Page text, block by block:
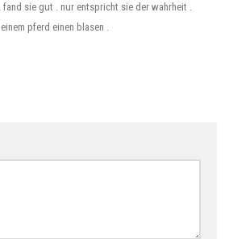
fand sie gut . nur entspricht sie der wahrheit .
pferd einen blasen .